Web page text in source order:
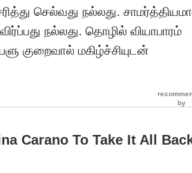
செல்வது நல்லது.
நல்லது. தொழில் வியாபாரம்
குறைவால் மகிழ்ச்சியுடன்